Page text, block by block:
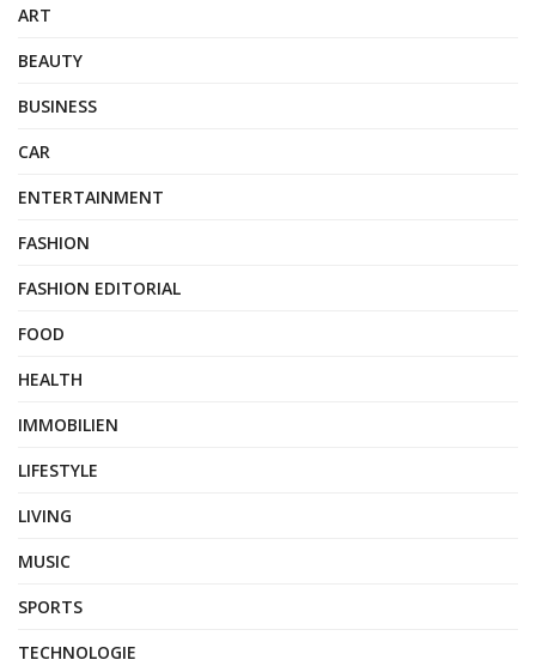
ART
BEAUTY
BUSINESS
CAR
ENTERTAINMENT
FASHION
FASHION EDITORIAL
FOOD
HEALTH
IMMOBILIEN
LIFESTYLE
LIVING
MUSIC
SPORTS
TECHNOLOGIE